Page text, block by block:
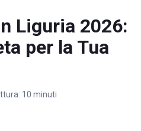
Liguria 2026:
per la Tua
10 minuti